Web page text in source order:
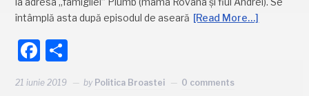
întâmplă asta după episodul de aseară [Read More…]
Facebook
21 iunie 2019 by Politica Broastei 0 comments